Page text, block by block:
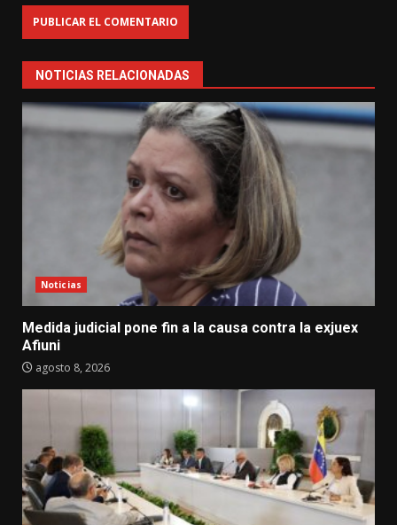
NOTICIAS RELACIONADAS
Noticias
Medida judicial pone fin a la causa contra la exjuex
Afiuni
agosto 8, 2026